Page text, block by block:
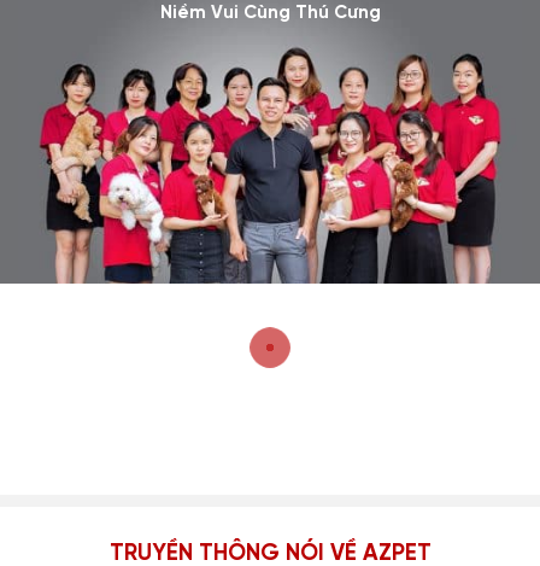
Niềm Vui Cùng Thú Cưng
TRUYỀN THÔNG NÓI VỀ AZPET